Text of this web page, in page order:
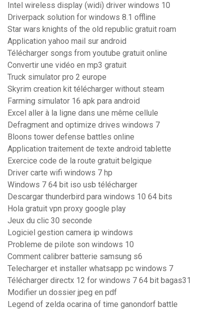
Intel wireless display (widi) driver windows 10
Driverpack solution for windows 8.1 offline
Star wars knights of the old republic gratuit roam
Application yahoo mail sur android
Télécharger songs from youtube gratuit online
Convertir une vidéo en mp3 gratuit
Truck simulator pro 2 europe
Skyrim creation kit télécharger without steam
Farming simulator 16 apk para android
Excel aller à la ligne dans une même cellule
Defragment and optimize drives windows 7
Bloons tower defense battles online
Application traitement de texte android tablette
Exercice code de la route gratuit belgique
Driver carte wifi windows 7 hp
Windows 7 64 bit iso usb télécharger
Descargar thunderbird para windows 10 64 bits
Hola gratuit vpn proxy google play
Jeux du clic 30 seconde
Logiciel gestion camera ip windows
Probleme de pilote son windows 10
Comment calibrer batterie samsung s6
Telecharger et installer whatsapp pc windows 7
Télécharger directx 12 for windows 7 64 bit bagas31
Modifier un dossier jpeg en pdf
Legend of zelda ocarina of time ganondorf battle